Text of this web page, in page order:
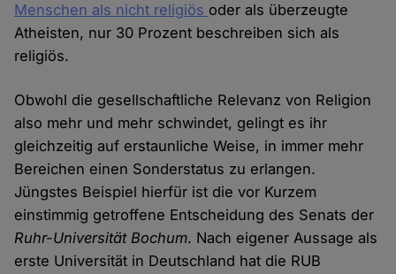
Menschen als nicht religiös oder als überzeugte
Atheisten, nur 30 Prozent beschreiben sich als
religiös.
Obwohl die gesellschaftliche Relevanz von Religion
also mehr und mehr schwindet, gelingt es ihr
gleichzeitig auf erstaunliche Weise, in immer mehr
Bereichen einen Sonderstatus zu erlangen.
Jüngstes Beispiel hierfür ist die vor Kurzem
einstimmig getroffene Entscheidung des Senats der
Ruhr-Universität Bochum. Nach eigener Aussage als
erste Universität in Deutschland hat die RUB